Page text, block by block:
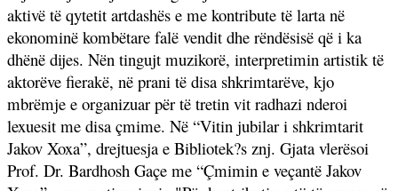
aktivë të qytetit artdashës e me kontribute të larta në
ekonominë kombëtare falë vendit dhe rëndësisë që i ka
dhënë dijes. Nën tingujt muzikorë, interpretimin artistik të
aktorëve fierakë, në prani të disa shkrimtarëve, kjo
mbrëmje e organizuar për të tretin vit radhazi nderoi
lexuesit me disa çmime. Në “Vitin jubilar i shkrimtarit
Jakov Xoxa”, drejtuesja e Bibliotek?s znj. Gjata vlerësoi
Prof. Dr. Bardhosh Gaçe me “Çmimin e veçantë Jakov